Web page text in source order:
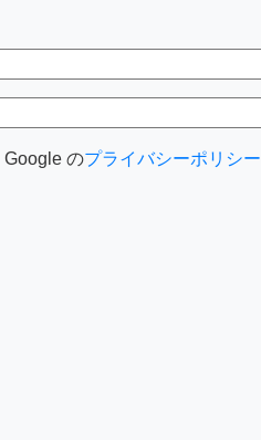
Google のプライバシーポリシー